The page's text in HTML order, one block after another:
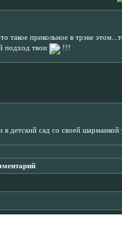
прикольное в трэке
подход твои
!!!
детский сад со своей шарманкой